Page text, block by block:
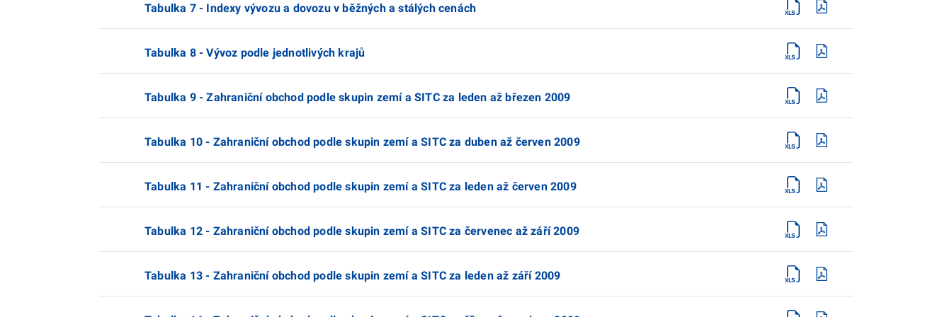
Tabulka 7 - Indexy vývozu a dovozu v běžných a stálých cenách
Tabulka 8 - Vývoz podle jednotlivých krajů
Tabulka 9 - Zahraniční obchod podle skupin zemí a SITC za leden až březen 2009
Tabulka 10 - Zahraniční obchod podle skupin zemí a SITC za duben až červen 2009
Tabulka 11 - Zahraniční obchod podle skupin zemí a SITC za leden až červen 2009
Tabulka 12 - Zahraniční obchod podle skupin zemí a SITC za červenec až září 2009
Tabulka 13 - Zahraniční obchod podle skupin zemí a SITC za leden až září 2009